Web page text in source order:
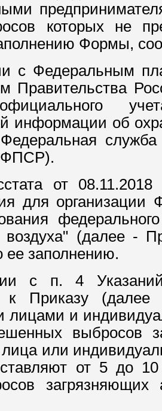
которых не
Формы,
с Федеральным
Правительства
информации об
ФПСР).
от
для
воздуха" (далее -
ее заполнению.
с п. 4
к Приказу (далее -
лицами и
выбросов
или
от 5 до